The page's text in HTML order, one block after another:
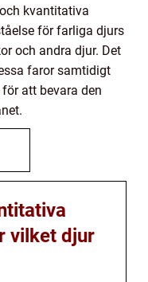
kvantitativa
för farliga djurs
och andra djur. Det
faror samtidigt
att bevara den
vilket djur